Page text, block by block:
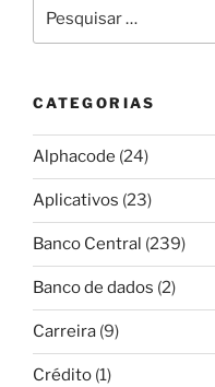
por:
CATEGORIAS
Alphacode (24)
Aplicativos (23)
Banco Central (239)
Banco de dados (2)
Carreira (9)
Crédito (1)